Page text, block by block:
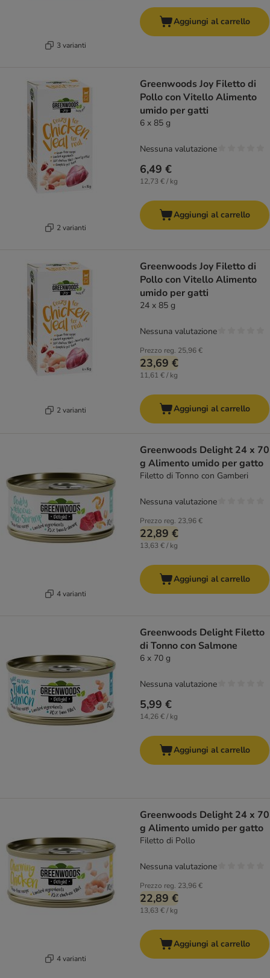
3 varianti
Aggiungi al carrello
2 varianti
Greenwoods Joy Filetto di
Pollo con Vitello Alimento
umido per gatti
6 x 85 g
6,49 €
12,73 € / kg
Nessuna valutazione
Aggiungi al carrello
2 varianti
Greenwoods Joy Filetto di
Pollo con Vitello Alimento
umido per gatti
24 x 85 g
Prezzo reg. 25,96 €
23,69 €
11,61 € / kg
Nessuna valutazione
Aggiungi al carrello
4 varianti
Greenwoods Delight 24 x 70
g Alimento umido per gatto
Filetto di Tonno con Gamberi
Prezzo reg. 23,96 €
22,89 €
13,63 € / kg
Nessuna valutazione
Aggiungi al carrello
Greenwoods Delight Filetto
di Tonno con Salmone
6 x 70 g
5,99 €
14,26 € / kg
Nessuna valutazione
Aggiungi al carrello
4 varianti
Greenwoods Delight 24 x 70
g Alimento umido per gatto
Filetto di Pollo
Prezzo reg. 23,96 €
22,89 €
13,63 € / kg
Nessuna valutazione
Aggiungi al carrello